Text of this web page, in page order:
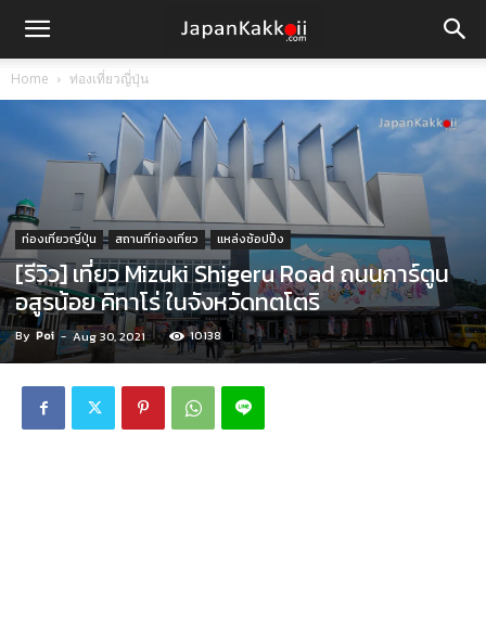
Home ท่องเที่ยวญี่ปุ่น
ท่องเที่ยวญี่ปุ่น สถานที่ท่องเที่ยว แหล่งช้อปปิ้ง
[รีวิว] เที่ยว Mizuki Shigeru Road ถนนการ์ตูน
อสูรน้อย คิทาโร่ ในจังหวัดทตโตริ
By Poi - Aug 30, 2021 10138